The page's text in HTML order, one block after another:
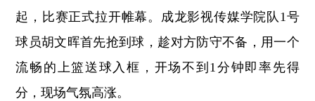
起，比赛正式拉开帷幕。成龙影视传媒学院队1号
球员胡文晖首先抢到球，趁对方防守不备，用一个
流畅的上篮送球入框，开场不到1分钟即率先得
分，现场气氛高涨。